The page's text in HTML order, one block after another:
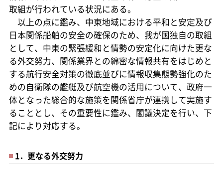
取組が行われている状況にある。
以上の点に鑑み、中東地域における平和と安定及び
日本関係船舶の安全の確保のため、我が国独自の取組
として、中東の緊張緩和と情勢の安定化に向けた更な
る外交努力、関係業界との綿密な情報共有をはじめと
する航行安全対策の徹底並びに情報収集態勢強化のた
めの自衛隊の艦艇及び航空機の活用について、政府一
体となった総合的な施策を関係省庁が連携して実施す
ることとし、その重要性に鑑み、閣議決定を行い、下
記により対応する。
1．更なる外交努力